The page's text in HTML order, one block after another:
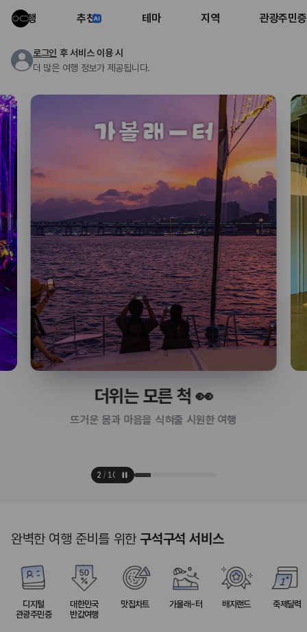
여행 추천 테마 지역 관광주민증
로그인 후 서비스 이용 시
더 많은 여행 정보가 제공됩니다.
더위는 모른 척 👀
뜨거운 몸과 마음을 식혀줄 시원한 여행
3 / 10
완벽한 여행 준비를 위한구석구석 서비스
디지털
관광주민증
대한민국
반값여행
맛집차트 가볼래-터 배지랜드 축제달력